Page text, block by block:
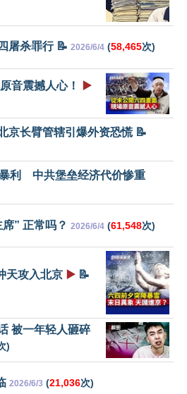
屠杀罪行 📝 2026/6/4 (58,465次)
音震撼人心！
▶️
长臂管辖引爆外资恐慌 📝
利 中共堡垒经济代价惨重
” 正常吗？ 2026/6/4 (61,548次)
天攻入北京 ▶️ 📝
被一年轻人砸碎
)
2026/6/3 (21,036次)